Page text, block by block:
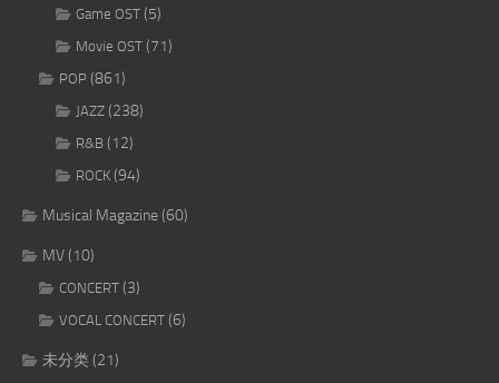
Game OST (5)
Movie OST (71)
POP (861)
JAZZ (238)
R&B (12)
ROCK (94)
Musical Magazine(60)
MV(10)
CONCERT (3)
VOCAL CONCERT (6)
未分类(21)